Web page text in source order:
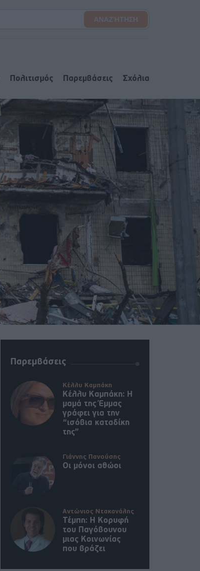
Πολιτισμός Παρεμβάσεις Σχόλια
Παρεμβάσεις
Κέλλυ Καμπάκη
Κέλλυ Καμπάκη: Η
μαμά της Έμμας
γράφει για την
“ισόβια καταδίκη
της”
Γιάννης Πανούσης
Οι μόνοι αθώοι
Αντώνιος Ντακανάλης
Τέμπη: Η Κορυφή
του Παγόβουνου
μιας Κοινωνίας
που βράζει